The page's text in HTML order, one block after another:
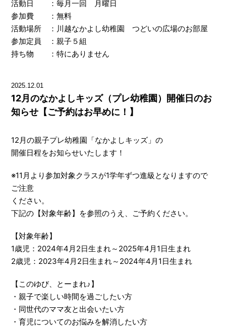
活動日 ：毎月一回 月曜日
参加費 ：無料
活動場所 ：川越なかよし幼稚園 つどいの広場のお部屋
参加定員 ：親子５組
持ち物 ：特にありません
2025.12.01
12月のなかよしキッズ（プレ幼稚園）開催日のお
知らせ【ご予約はお早めに！】
12月の親子プレ幼稚園「なかよしキッズ」の
開催日程をお知らせいたします！
※11月より参加対象クラスが1学年ずつ進級となりますので
ご注意
ください。
下記の【対象年齢】を参照のうえ、ご予約ください。
【対象年齢】
1歳児：2024年4月2日生まれ～2025年4月1日生まれ
2歳児：2023年4月2日生まれ～2024年4月1日生まれ
【このゆび、とーまれ♪】
・親子で楽しい時間を過ごしたい方
・同世代のママ友と出会いたい方
・育児についてのお悩みを解消したい方